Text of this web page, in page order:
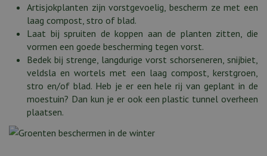
Artisjokplanten zijn vorstgevoelig, bescherm ze met een
laag compost, stro of blad.
Laat bij spruiten de koppen aan de planten zitten, die
vormen een goede bescherming tegen vorst.
Bedek bij strenge, langdurige vorst schorseneren, snijbiet,
veldsla en wortels met een laag compost, kerstgroen,
stro en/of blad. Heb je er een hele rij van geplant in de
moestuin? Dan kun je er ook een plastic tunnel overheen
plaatsen.